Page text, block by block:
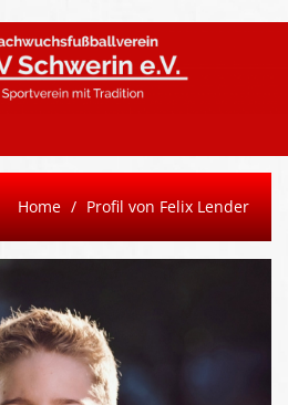
Home Profil von Felix Lender